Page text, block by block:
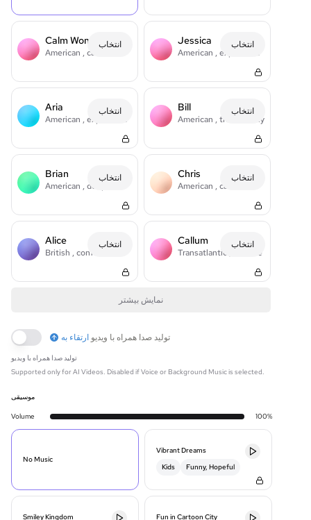
Calm Woman
American , calm
انتخاب Jessica
American , expressive
انتخاب
Aria
American , expressive
انتخاب Bill
American , trustworthy
انتخاب
Brian
American , deep
انتخاب Chris
American , casual
انتخاب
Alice
British , confident
انتخاب Callum
Transatlantic , intense
انتخاب
نمایش بیشتر
ارتقاء به تولید صدا همراه با ویدیو
تولید صدا همراه با ویدیو
Supported only for AI Videos. Disabled if Voice or Background Music is selected.
موسیقی
Volume 100%
No Music
Vibrant Dreams
Kids
Funny, Hopeful
Smiley Kingdom
Fun in Cartoon City